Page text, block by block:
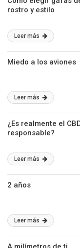
rostro y estilo
Leer más
Miedo a los aviones
Leer más
¿Es realmente el
responsable?
Leer más
2 años
Leer más